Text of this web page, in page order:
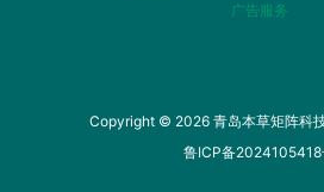
广告服务
Copyright © 2026 青岛本草矩阵科
鲁ICP备2024105418